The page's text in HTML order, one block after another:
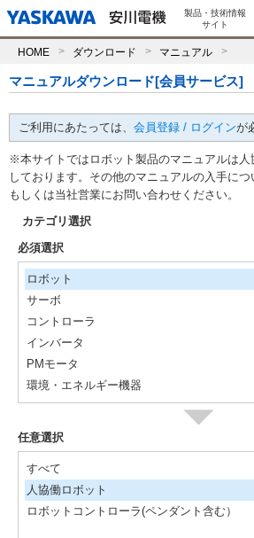
製品・技術情報
サイト
HOME ダウンロード マニュアル
マニュアルダウンロード[会員サービス]
ご利用にあたっては、 会員登録 / ログインが
※本サイトではロボット製品のマニュアルは
しております。その他のマニュアルの入手に
もしくは当社営業にお問い合わせください。
カテゴリ選択
必須選択
ロボット
サーボ
コントローラ
インバータ
PMモータ
環境・エネルギー機器
任意選択
すべて
人協働ロボット
ロボットコントローラ(ペンダント含む）